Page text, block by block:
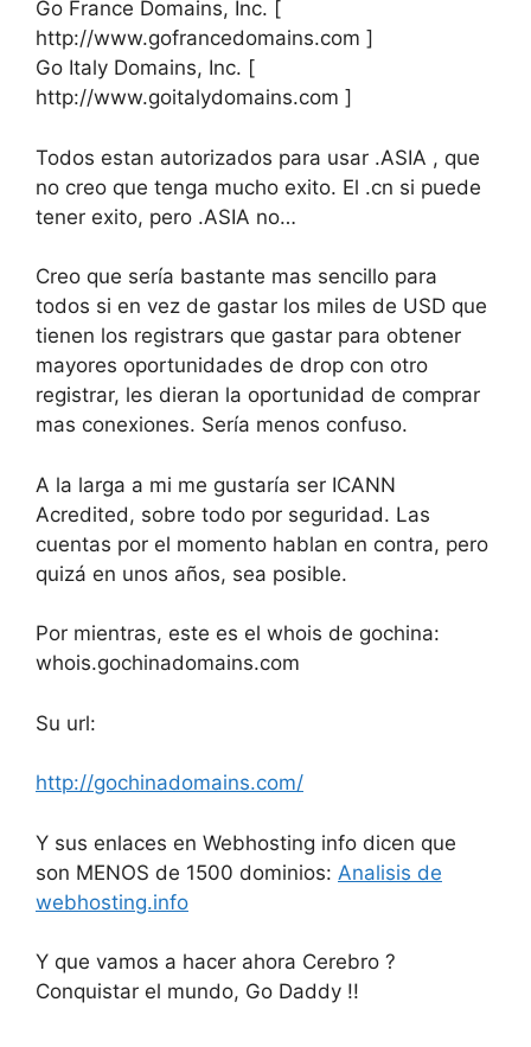
Go France Domains, Inc. [
http://www.gofrancedomains.com ]
Go Italy Domains, Inc. [
http://www.goitalydomains.com ]
Todos estan autorizados para usar .ASIA , que
no creo que tenga mucho exito. El .cn si puede
tener exito, pero .ASIA no…
Creo que sería bastante mas sencillo para
todos si en vez de gastar los miles de USD que
tienen los registrars que gastar para obtener
mayores oportunidades de drop con otro
registrar, les dieran la oportunidad de comprar
mas conexiones. Sería menos confuso.
A la larga a mi me gustaría ser ICANN
Acredited, sobre todo por seguridad. Las
cuentas por el momento hablan en contra, pero
quizá en unos años, sea posible.
Por mientras, este es el whois de gochina:
whois.gochinadomains.com
Su url:
http://gochinadomains.com/
Y sus enlaces en Webhosting info dicen que
son MENOS de 1500 dominios: Analisis de
webhosting.info
Y que vamos a hacer ahora Cerebro ?
Conquistar el mundo, Go Daddy !!